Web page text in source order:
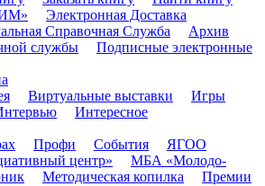
Электронная Доставка
Справочная Служба
Архив
службы
Подписные электронные
Виртуальные выставки
Игры
Интересное
Профи События
ЯГОО
центр»
МБА «Молодо-
Методическая копилка
Премии